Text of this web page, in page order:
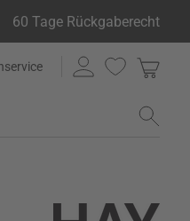
60 Tage Rückgaberecht